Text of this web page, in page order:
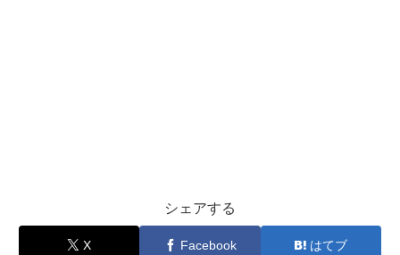
シェアする
X Facebook はてブ